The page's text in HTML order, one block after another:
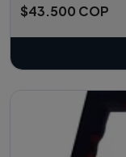
$43.500 COP